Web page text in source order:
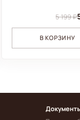
5 199 ₽
В КОРЗИНУ